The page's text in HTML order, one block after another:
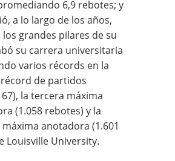
6,9 rebotes; y
a lo largo de los años,
grandes pilares de su
su carrera universitaria
varios récords en la
de partidos
la tercera máxima
(1.058 rebotes) y la
anotadora (1.601
Louisville University.